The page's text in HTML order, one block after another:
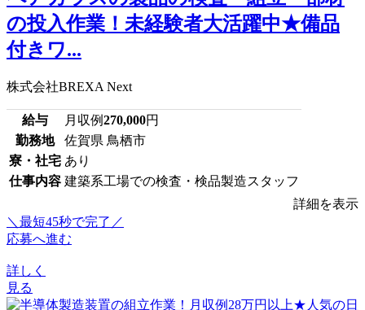
の投入作業！未経験者大活躍中★備品
付きワ...
株式会社BREXA Next
給与 月収例270,000円
勤務地
佐賀県 鳥栖市
寮・社宅 あり
仕事内容 建築系工場での検査・検品製造スタッフ
詳細を表示
＼最短45秒で完了／
応募へ進む
詳しく
見る